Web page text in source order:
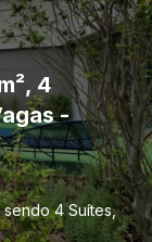
4
-
sendo 4 Suítes,